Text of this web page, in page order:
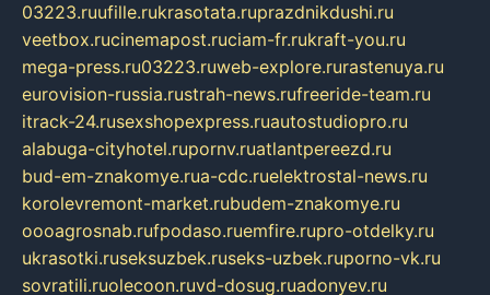
03223.ruufille.rukrasotata.ruprazdnikdushi.ru
veetbox.rucinemapost.ruciam-fr.rukraft-you.ru
mega-press.ru03223.ruweb-explore.rurastenuya.ru
eurovision-russia.rustrah-news.rufreeride-team.ru
itrack-24.rusexshopexpress.ruautostudiopro.ru
alabuga-cityhotel.rupornv.ruatlantpereezd.ru
bud-em-znakomye.rua-cdc.ruelektrostal-news.ru
korolevremont-market.rubudem-znakomye.ru
oooagrosnab.rufpodaso.ruemfire.rupro-otdelky.ru
ukrasotki.ruseksuzbek.ruseks-uzbek.ruporno-vk.ru
sovratili.ruolecoon.ruvd-dosug.ruadonyev.ru